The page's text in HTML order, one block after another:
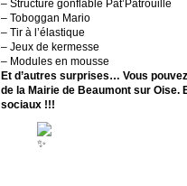
– Structure gonflable Pat’Patrouille
– Toboggan Mario
– Tir à l’élastique
– Jeux de kermesse
– Modules en mousse
Et d’autres surprises… Vous
de la Mairie de Beaumont sur Oise.
sociaux !!!